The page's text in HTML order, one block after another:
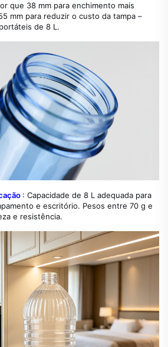
que 38 mm para enchimento mais
mm para reduzir o custo da tampa –
de 8 L.
: Capacidade de 8 L adequada para
e escritório. Pesos entre 70 g e
e resistência.